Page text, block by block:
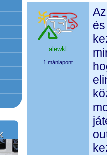
alewkl
1 mániapont